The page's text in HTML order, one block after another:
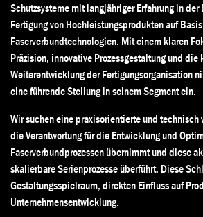
Schutzsysteme mit langjähriger Erfahrung in
Fertigung von Hochleistungsprodukten auf
Faserverbundtechnologien. Mit einem klaren
Präzision, innovative Prozessgestaltung und
Weiterentwicklung der Fertigungsorganisation
eine führende Stellung in seinem Segment ein.
Wir suchen eine praxisorientierte und
die Verantwortung für die Entwicklung und
Faserverbundprozessen übernimmt und diese
skalierbare Serienprozesse überführt. Diese
Gestaltungsspielraum, direkten Einfluss auf
Unternehmensentwicklung.